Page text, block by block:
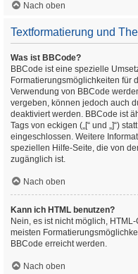
Nach oben
Textformatierung und
Was ist BBCode?
BBCode ist eine spezielle
Formatierungsmöglichkeiten für
Verwendung von BBCode
vergeben, können jedoch auch
deaktiviert werden. BBCode ist
Tags von eckigen („[“ und „]“)
eingeschlossen. Weitere
speziellen Hilfe-Seite, die von
zugänglich ist.
Nach oben
Kann ich HTML benutzen?
Nein, es ist nicht möglich,
meisten
BBCode erreicht werden.
Nach oben